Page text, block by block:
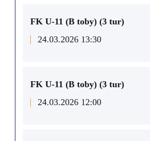
FK U-11 (В toby) (3 tur)
24.03.2026 13:30
FK U-11 (В toby) (3 tur)
24.03.2026 12:00